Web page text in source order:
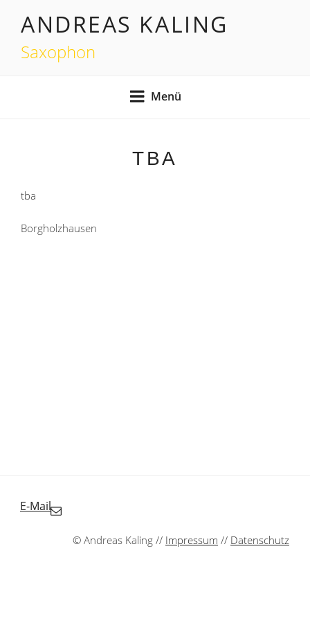
InhaltANDREAS KALING
Saxophon
Menü
TBA
tba
Borgholzhausen
E-Mail
© Andreas Kaling // Impressum // Datenschutz